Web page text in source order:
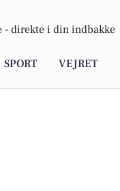
- direkte i din indbakke
SPORT VEJRET